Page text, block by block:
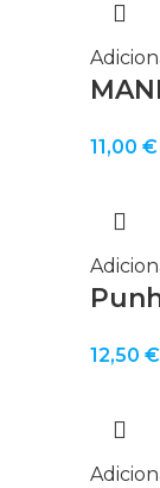
11,00 €
12,50 €